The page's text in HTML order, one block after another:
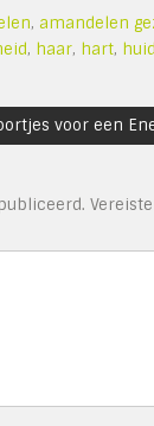
, amandelen
, haar, hart, huid
voor een